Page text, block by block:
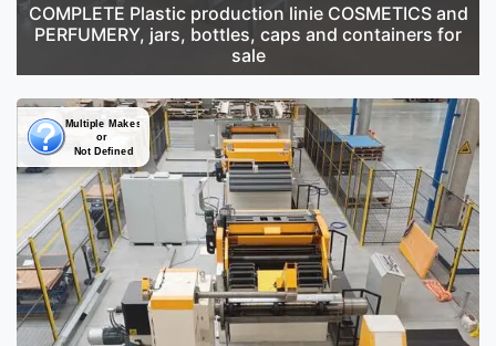
COMPLETE Plastic production linie COSMETICS and
PERFUMERY, jars, bottles, caps and containers for
sale